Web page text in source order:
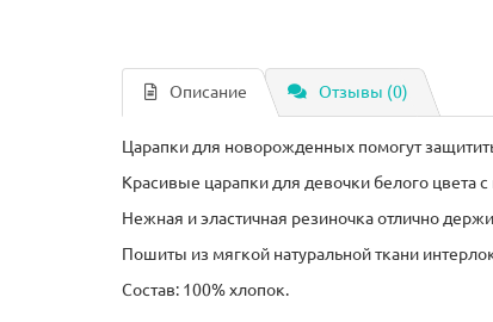
Описание Отзывы (0)
Царапки для новорожденных помогут
Красивые царапки для девочки белого
Нежная и эластичная резиночка отлично
Пошиты из мягкой натуральной ткани
Состав: 100% хлопок.